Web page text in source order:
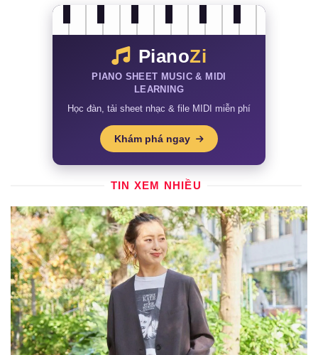
PianoZi
PIANO SHEET MUSIC & MIDI
LEARNING
Học đàn, tải sheet nhạc & file MIDI miễn phí
Khám phá ngay
TIN XEM NHIỀU